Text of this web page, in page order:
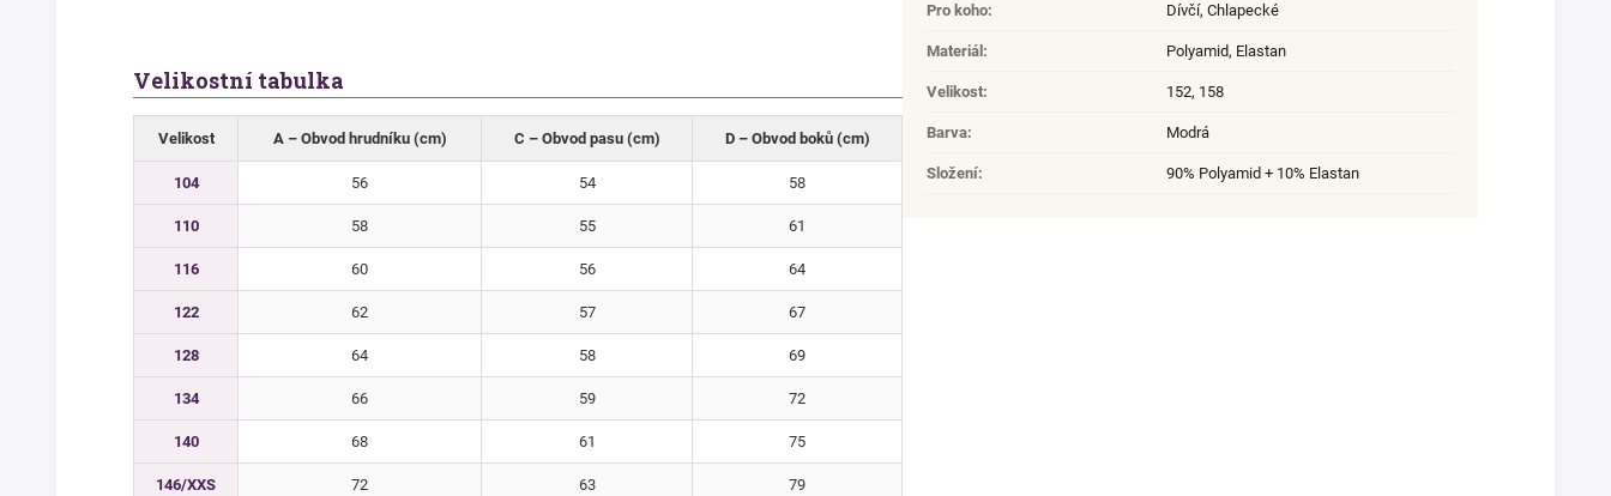
Velikostní tabulka
Velikost A – Obvod hrudníku (cm) C – Obvod pasu (cm) D – Obvod boků (cm)
104 56 54 58
110 58 55 61
116 60 56 64
122 62 57 67
128 64 58 69
134 66 59 72
140 68 61 75
146/XXS 72 63 79
Pro koho: Dívčí, Chlapecké
Materiál : Polyamid, Elastan
Velikost: 152, 158
Barva: Modrá
Složení: 90% Polyamid + 10% Elastan